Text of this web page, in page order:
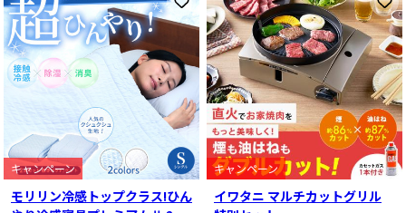
お気に入りに登録
キャンペーン
モリリン冷感トップクラス!ひん
お
キャンペーン
イワタニ マルチカットグリル